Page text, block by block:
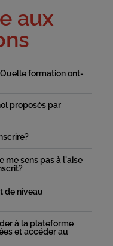
aux
formation ont-
proposés par
me sens pas à l'aise
de niveau
à la plateforme
et accéder au